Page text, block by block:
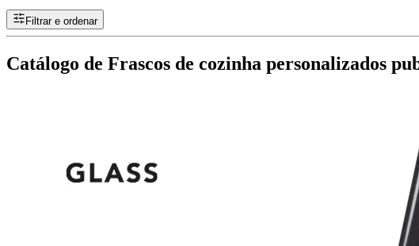
Filtrar e ordenar
Catálogo de Frascos de cozinha personalizados